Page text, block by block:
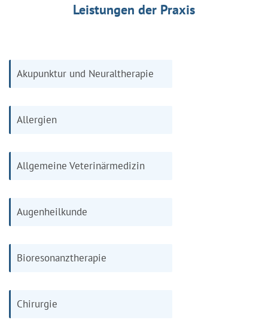
Leistungen der Praxis
Akupunktur und Neuraltherapie
Allergien
Allgemeine Veterinärmedizin
Augenheilkunde
Bioresonanztherapie
Chirurgie